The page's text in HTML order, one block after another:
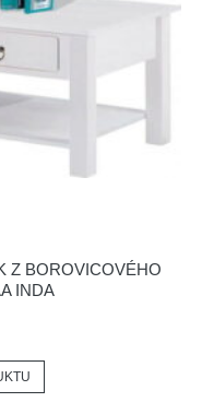
Z BOROVICOVÉHO
INDA